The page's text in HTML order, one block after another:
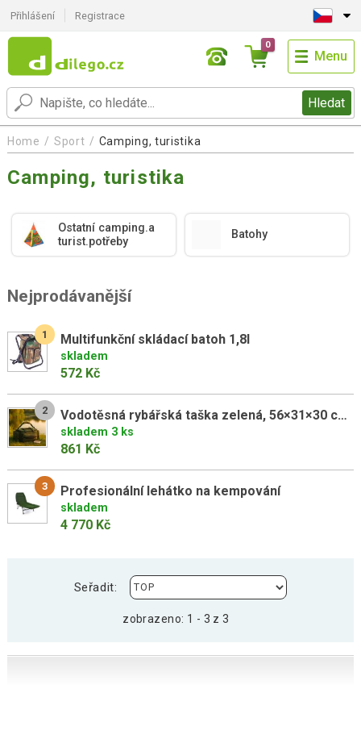
Přihlášení Registrace
Hledat
0
Menu
Home Sport Camping, turistika
Camping, turistika
Ostatní camping.a
turist.potřeby
Batohy
Nejprodávanější
1 Multifunkční skládací batoh 1,8l
skladem
572 Kč
2 Vodotěsná rybářská taška zelená, 56×31×30 cm, 600D polyester
skladem 3 ks
861 Kč
3 Profesionální lehátko na kempování
skladem
4 770 Kč
Seřadit:
zobrazeno: 1 - 3 z 3